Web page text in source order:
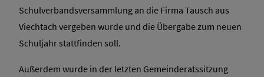
Schulverbandsversammlung an die Firma Tausch aus
Viechtach vergeben wurde und die Übergabe zum neuen
Schuljahr stattfinden soll.
Außerdem wurde in der letzten Gemeinderatssitzung